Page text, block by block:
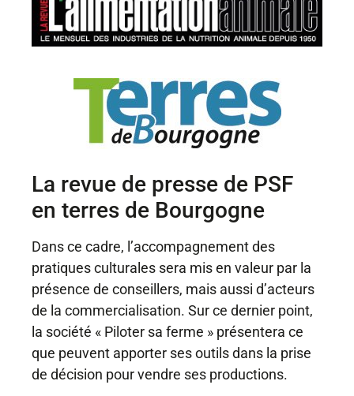
La revue de presse de PSF
en terres de Bourgogne
Dans ce cadre, l’accompagnement des
pratiques culturales sera mis en valeur par la
présence de conseillers, mais aussi d’acteurs
de la commercialisation. Sur ce dernier point,
la société « Piloter sa ferme » présentera ce
que peuvent apporter ses outils dans la prise
de décision pour vendre ses productions.